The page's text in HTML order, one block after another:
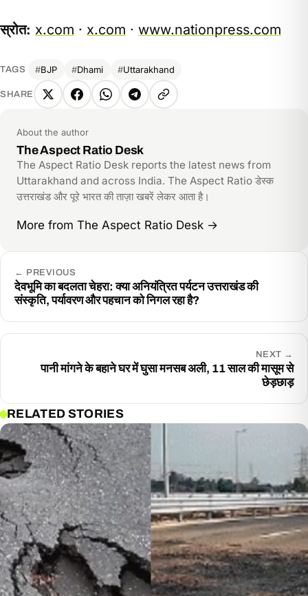
स्रोत: x.com · x.com · www.nationpress.com
TAGS BJP Dhami Uttarakhand
SHARE
X FacebookWhatsApp
Telegram
Copy
About the author
The Aspect Ratio Desk
The Aspect Ratio Desk reports the latest news from
Uttarakhand and across India. The Aspect Ratio डेस्क
उत्तराखंड और पूरे भारत की ताज़ा खबरें लेकर आता है।
More from The Aspect Ratio Desk →
← PREVIOUS
देवभूमि का बदलता चेहरा: क्या अनियंत्रित पर्यटन उत्तराखंड की
संस्कृति, पर्यावरण और पहचान को निगल रहा है?
NEXT →
पानी मांगने के बहाने घर में घुसा मनसब अली, 11 साल की मासूम से
छेड़छाड़
RELATED STORIES